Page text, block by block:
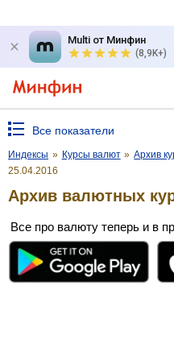
Multi от Минфин
(8,9K+)
Все показатели
Индексы » Курсы валют » Архив
25.04.2016
Архив валютных
Все про валюту теперь и в